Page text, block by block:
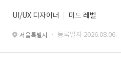
UI/UX 디자이너 미드 레벨
서울특별시 · 등록일자 2026.08.06.